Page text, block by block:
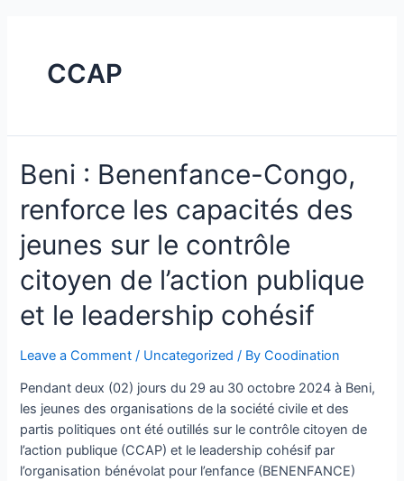
CCAP
Beni : Benenfance-Congo,
renforce les capacités des
jeunes sur le contrôle
citoyen de l’action publique
et le leadership cohésif
Leave a Comment / Uncategorized / ByCoodination
Pendant deux (02) jours du 29 au 30 octobre 2024 à Beni,
les jeunes des organisations de la société civile et des
partis politiques ont été outillés sur le contrôle citoyen de
l’action publique (CCAP) et le leadership cohésif par
l’organisation bénévolat pour l’enfance (BENENFANCE)